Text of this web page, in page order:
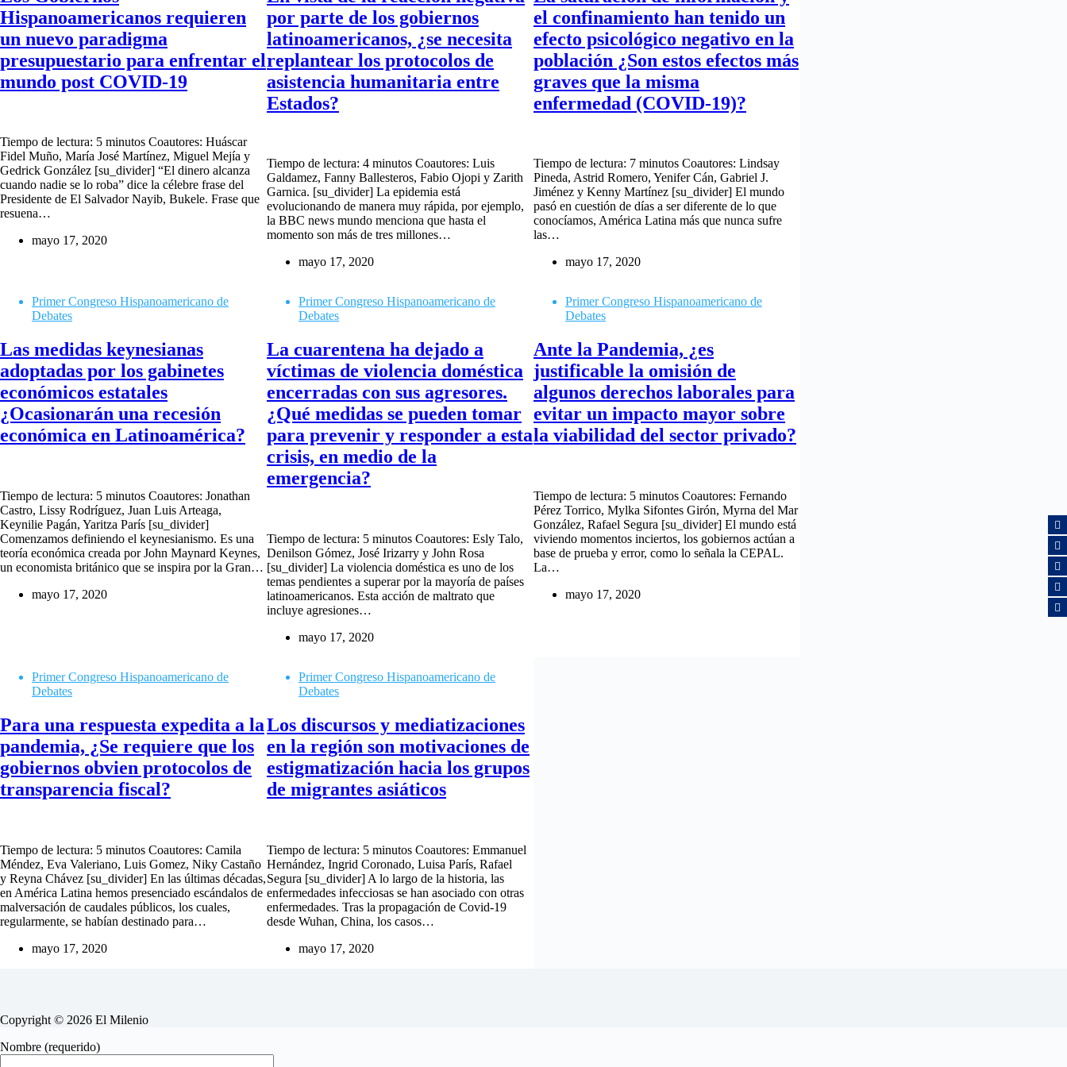
Hispanoamericanos requieren
un nuevo paradigma
presupuestario para enfrentar el
mundo post COVID-19
Tiempo de lectura: 5 minutos Coautores: Huáscar
Fidel Muño, María José Martínez, Miguel Mejía y
Gedrick González [su_divider] “El dinero alcanza
cuando nadie se lo roba” dice la célebre frase del
Presidente de El Salvador Nayib, Bukele. Frase que
resuena…
mayo 17, 2020
por parte de los gobiernos
latinoamericanos, ¿se necesita
replantear los protocolos de
asistencia humanitaria entre
Estados?
Tiempo de lectura: 4 minutos Coautores: Luis
Galdamez, Fanny Ballesteros, Fabio Ojopi y Zarith
Garnica. [su_divider] La epidemia está
evolucionando de manera muy rápida, por ejemplo,
la BBC news mundo menciona que hasta el
momento son más de tres millones…
mayo 17, 2020
el confinamiento han tenido un
efecto psicológico negativo en la
población ¿Son estos efectos más
graves que la misma
enfermedad (COVID-19)?
Tiempo de lectura: 7 minutos Coautores: Lindsay
Pineda, Astrid Romero, Yenifer Cán, Gabriel J.
Jiménez y Kenny Martínez [su_divider] El mundo
pasó en cuestión de días a ser diferente de lo que
conocíamos, América Latina más que nunca sufre
las…
mayo 17, 2020
Primer Congreso Hispanoamericano de
Debates
Las medidas keynesianas
adoptadas por los gabinetes
económicos estatales
¿Ocasionarán una recesión
económica en Latinoamérica?
Tiempo de lectura: 5 minutos Coautores: Jonathan
Castro, Lissy Rodríguez, Juan Luis Arteaga,
Keynilie Pagán, Yaritza París [su_divider]
Comenzamos definiendo el keynesianismo. Es una
teoría económica creada por John Maynard Keynes,
un economista británico que se inspira por la Gran…
mayo 17, 2020
Primer Congreso Hispanoamericano de
Debates
La cuarentena ha dejado a
víctimas de violencia doméstica
encerradas con sus agresores.
¿Qué medidas se pueden tomar
para prevenir y responder a esta
crisis, en medio de la
emergencia?
Tiempo de lectura: 5 minutos Coautores: Esly Talo,
Denilson Gómez, José Irizarry y John Rosa
[su_divider] La violencia doméstica es uno de los
temas pendientes a superar por la mayoría de países
latinoamericanos. Esta acción de maltrato que
incluye agresiones…
mayo 17, 2020
Primer Congreso Hispanoamericano de
Debates
Ante la Pandemia, ¿es
justificable la omisión de
algunos derechos laborales para
evitar un impacto mayor sobre
la viabilidad del sector privado?
Tiempo de lectura: 5 minutos Coautores: Fernando
Pérez Torrico, Mylka Sifontes Girón, Myrna del Mar
González, Rafael Segura [su_divider] El mundo está
viviendo momentos inciertos, los gobiernos actúan a
base de prueba y error, como lo señala la CEPAL.
La…
mayo 17, 2020
Primer Congreso Hispanoamericano de
Debates
Para una respuesta expedita a la
pandemia, ¿Se requiere que los
gobiernos obvien protocolos de
transparencia fiscal?
Tiempo de lectura: 5 minutos Coautores: Camila
Méndez, Eva Valeriano, Luis Gomez, Niky Castaño
y Reyna Chávez [su_divider] En las últimas décadas,
en América Latina hemos presenciado escándalos de
malversación de caudales públicos, los cuales,
regularmente, se habían destinado para…
mayo 17, 2020
Primer Congreso Hispanoamericano de
Debates
Los discursos y mediatizaciones
en la región son motivaciones de
estigmatización hacia los grupos
de migrantes asiáticos
Tiempo de lectura: 5 minutos Coautores: Emmanuel
Hernández, Ingrid Coronado, Luisa París, Rafael
Segura [su_divider] A lo largo de la historia, las
enfermedades infecciosas se han asociado con otras
enfermedades. Tras la propagación de Covid-19
desde Wuhan, China, los casos…
mayo 17, 2020
Copyright © 2026 El Milenio
Nombre (requerido)